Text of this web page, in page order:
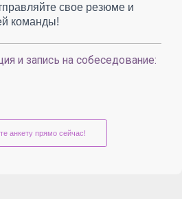
свое резюме и
команды!
и запись на собеседование:
анкету прямо сейчас!